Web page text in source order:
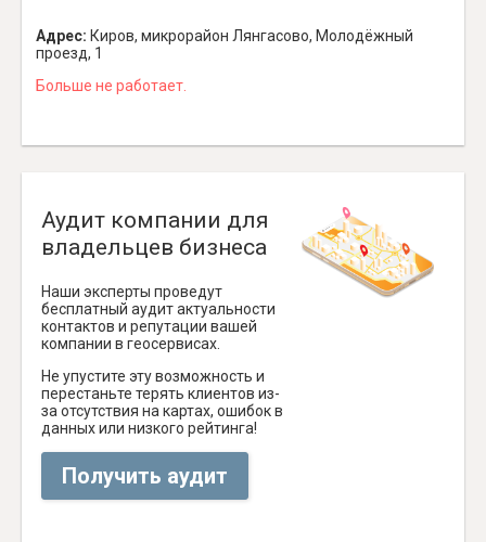
Адрес: Киров, микрорайон Лянгасово, Молодёжный
проезд, 1
Больше не работает.
Аудит компании для
владельцев бизнеса
Наши эксперты проведут
бесплатный аудит актуальности
контактов и репутации вашей
компании в геосервисах.
Не упустите эту возможность и
перестаньте терять клиентов из-
за отсутствия на картах, ошибок в
данных или низкого рейтинга!
Получить аудит